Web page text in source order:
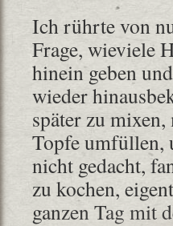
Ich rührte von
Frage, wieviele
hinein geben
wieder
später zu
Topfe umfüllen,
nicht gedacht,
zu kochen,
ganzen Tag mit